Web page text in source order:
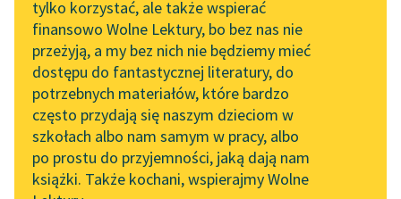
Tunkiel w Oslo
Wolne Lektury na 32.
Pol’and’Rock Festivalu
„Kochanek Lady
Chatterley” do słuchania
na Wolnych Lekturach
Nowy audiobook –
czytających
API
OAI-PMH
Widget Wolnych Lektur
Przypisy
tylko korzystać, ale także wspierać
finansowo Wolne Lektury, bo bez nas nie
przeżyją, a my bez nich nie będziemy mieć
dostępu do fantastycznej literatury, do
potrzebnych materiałów, które bardzo
często przydają się naszym dzieciom w
szkołach albo nam samym w pracy, albo
po prostu do przyjemności, jaką dają nam
książki. Także kochani, wspierajmy Wolne
siwy, stary...
Czytaj więcej
Motyw: Niewola